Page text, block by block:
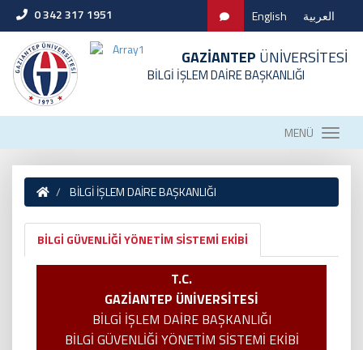
0 342 317 1951 English العربية
GAZİANTEP ÜNİVERSİTESİ
BİLGİ İŞLEM DAİRE BAŞKANLIĞI
MENÜ
BİLGİ İŞLEM DAİRE BAŞKANLIĞI
BİLGİ GÜVENLİĞİ YÖNETİM SİSTEMİ EKİBİ
T.C.
GAZİANTEP ÜNİVERSİTESİ
BİLGİ İŞLEM DAİRE BAŞKANLIĞI
BİLGİ GÜVENLİĞİ YÖNETİM SİSTEMİ EKİBİ